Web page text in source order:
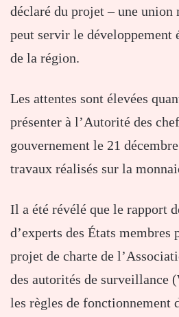
déclaré du projet – une union
peut servir le développement
de la région.
Les attentes sont élevées
présenter à l’Autorité des
gouvernement le 21
travaux réalisés sur la
Il a été révélé que le rapport
d’experts des États
projet de charte de
des autorités de surveillance
les règles de fonctionnement